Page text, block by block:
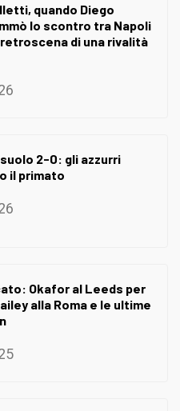
quando Diego
lo scontro tra Napoli
di una rivalità
2-0: gli azzurri
il primato
Okafor al Leeds per
alla Roma e le ultime